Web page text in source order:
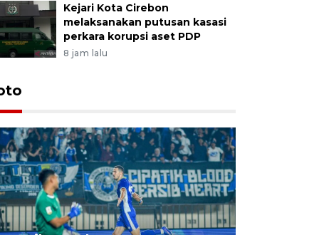
Kejari Kota Cirebon
melaksanakan putusan kasasi
perkara korupsi aset PDP
8 jam lalu